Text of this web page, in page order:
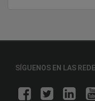
SÍGUENOS EN LAS